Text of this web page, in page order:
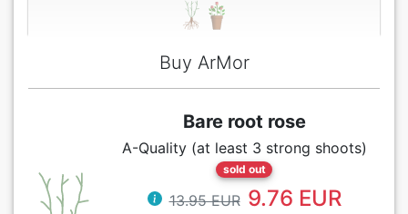
Buy ArMor
Bare root rose
A-Quality (at least 3 strong shoots)
sold out
13.95 EUR 9.76 EUR